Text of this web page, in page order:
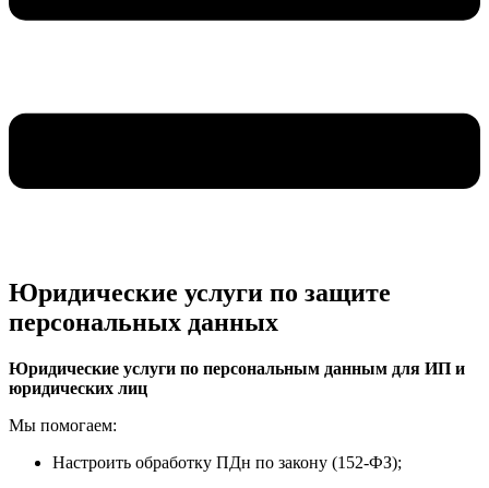
Юридические услуги по защите
персональных данных
Юридические услуги по персональным данным для ИП и
юридических лиц
Мы помогаем:
Настроить обработку ПДн по закону (152-ФЗ);